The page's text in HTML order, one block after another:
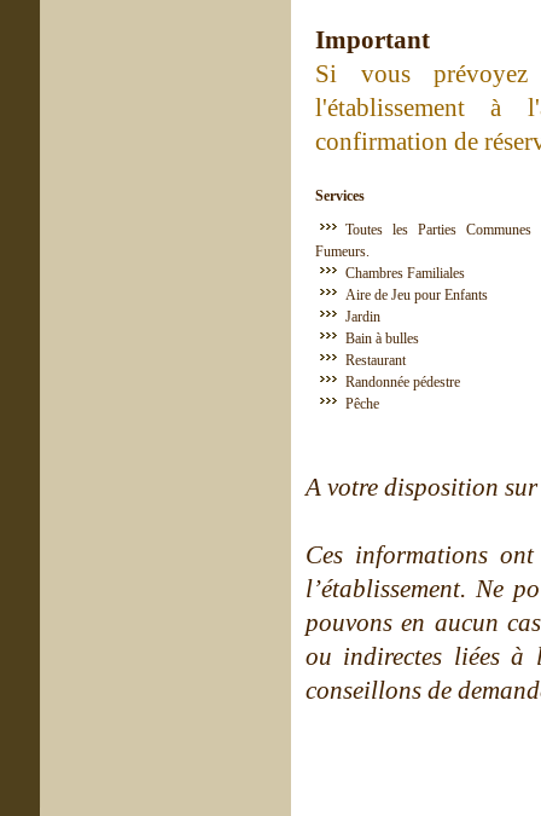
Important
Si vous
l'établissement à
confirmation de
Services
Toutes les Parties
Fumeurs.
Chambres Familiales
Aire de Jeu pour Enfants
Jardin
Bain à bulles
Restaurant
Randonnée pédestre
Pêche
A votre disposition
Ces informations
l’établissement. Ne
pouvons en aucun
ou indirectes liées à
conseillons de